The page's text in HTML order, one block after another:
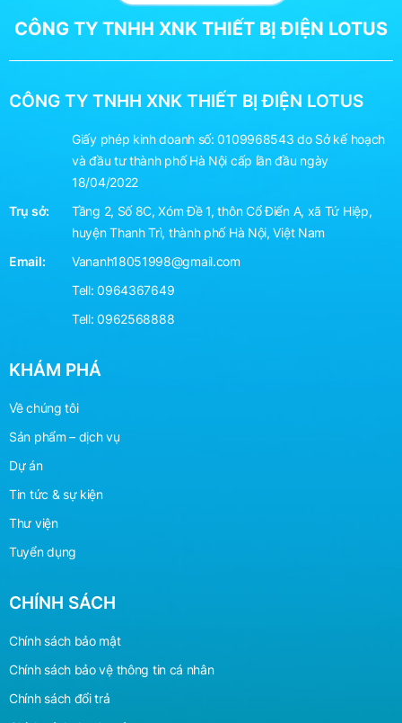
CÔNG TY TNHH XNK THIẾT BỊ ĐIỆN LOTUS
CÔNG TY TNHH XNK THIẾT BỊ ĐIỆN LOTUS
Giấy phép kinh doanh số: 0109968543 do Sở kế hoạch
và đầu tư thành phố Hà Nội cấp lần đầu ngày
18/04/2022
Trụ sở:
Tầng 2, Số 8C, Xóm Đề 1, thôn Cổ Điển A, xã Tứ Hiệp,
huyện Thanh Trì, thành phố Hà Nội, Việt Nam
Email:
Vananh18051998@gmail.com
Tell:0964367649
Tell:0962568888
KHÁM PHÁ
Về chúng tôi
Sản phẩm – dịch vụ
Dự án
Tin tức & sự kiện
Thư viện
Tuyển dụng
CHÍNH SÁCH
Chính sách bảo mật
Chính sách bảo vệ thông tin cá nhân
Chính sách đổi trả